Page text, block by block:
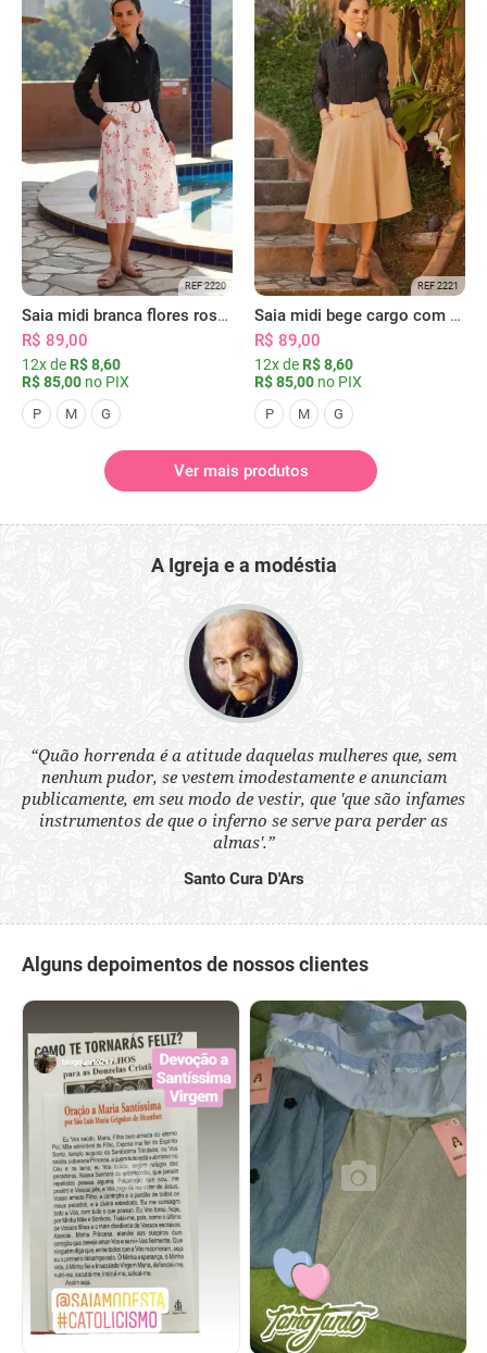
REF 2220
Saia midi branca flores rosas com bolsos
R$ 89,00
12x de R$ 8,60
R$ 85,00 no PIX
P M G
REF 2221
Saia midi bege cargo com bolsos
R$ 89,00
12x de R$ 8,60
R$ 85,00 no PIX
P M G
Ver mais produtos
A Igreja e a modéstia
“Quão horrenda é a atitude daquelas mulheres que, sem
nenhum pudor, se vestem imodestamente e anunciam
publicamente, em seu modo de vestir, que 'que são infames
instrumentos de que o inferno se serve para perder as
almas'.”
Santo Cura D'Ars
Alguns depoimentos de nossos clientes